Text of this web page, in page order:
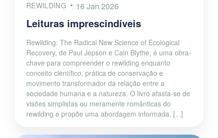
REWILDING 16 Jan 2026
Leituras imprescindíveis
Rewilding: The Radical New Science of Ecological
Recovery, de Paul Jepson e Cain Blythe, é uma obra-
chave para compreender o rewilding enquanto
conceito científico, prática de conservação e
movimento transformador da relação entre a
sociedade humana e a natureza. O livro afasta-se de
visões simplistas ou meramente românticas do
rewilding e propõe uma abordagem informada, [...]